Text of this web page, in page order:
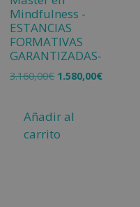
Mindfulness -
ESTANCIAS
FORMATIVAS
GARANTIZADAS-
3.160,00€ 1.580,00€
Añadir al
carrito